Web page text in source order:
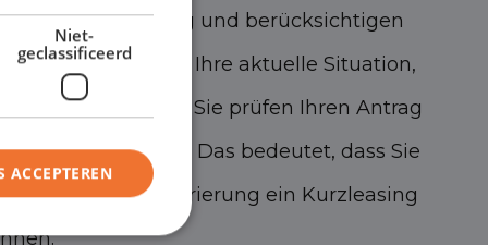
Ihren Antrag und berücksichtigen
sondern auch Ihre aktuelle Situation,
Bild zu machen. Sie prüfen Ihren Antrag
BKR-Prüfung. Das bedeutet, dass Sie
einer BKR-Registrierung ein Kurzleasing
Niet-
geclassificeerd
ACCEPTEREN